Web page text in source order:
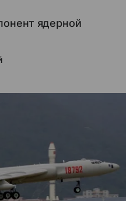
ядерной